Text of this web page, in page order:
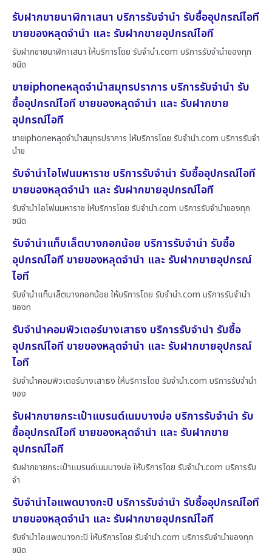
รับฝากขายนาฬิกาเสนา บริการรับจำนำ รับซื้ออุปกรณ์ไอที
ขายของหลุดจำนำ และ รับฝากขายอุปกรณ์ไอที
รับฝากขายนาฬิกาเสนา ให้บริการโดย รับจํานํา.com บริการรับจำนำของทุก
ชนิด
ขายiphoneหลุดจำนำสมุทรปราการ บริการรับจำนำ รับ
ซื้ออุปกรณ์ไอที ขายของหลุดจำนำ และ รับฝากขาย
อุปกรณ์ไอที
ขายiphoneหลุดจำนำสมุทรปราการ ให้บริการโดย รับจํานํา.com บริการรับจำ
นำข
รับจำนำไอโฟนมหาราช บริการรับจำนำ รับซื้ออุปกรณ์ไอที
ขายของหลุดจำนำ และ รับฝากขายอุปกรณ์ไอที
รับจำนำไอโฟนมหาราช ให้บริการโดย รับจํานํา.com บริการรับจำนำของทุก
ชนิด
รับจำนำแท็บเล็ตบางกอกน้อย บริการรับจำนำ รับซื้อ
อุปกรณ์ไอที ขายของหลุดจำนำ และ รับฝากขายอุปกรณ์
ไอที
รับจำนำแท็บเล็ตบางกอกน้อย ให้บริการโดย รับจํานํา.com บริการรับจำนำ
ของท
รับจำนำคอมพิวเตอร์บางเสาธง บริการรับจำนำ รับซื้อ
อุปกรณ์ไอที ขายของหลุดจำนำ และ รับฝากขายอุปกรณ์
ไอที
รับจำนำคอมพิวเตอร์บางเสาธง ให้บริการโดย รับจํานํา.com บริการรับจำนำ
ของ
รับฝากขายกระเป๋าแบรนด์เนมบางบ่อ บริการรับจำนำ รับ
ซื้ออุปกรณ์ไอที ขายของหลุดจำนำ และ รับฝากขาย
อุปกรณ์ไอที
รับฝากขายกระเป๋าแบรนด์เนมบางบ่อ ให้บริการโดย รับจํานํา.com บริการรับ
จำ
รับจำนำไอแพดบางกะปิ บริการรับจำนำ รับซื้ออุปกรณ์ไอที
ขายของหลุดจำนำ และ รับฝากขายอุปกรณ์ไอที
รับจำนำไอแพดบางกะปิ ให้บริการโดย รับจํานํา.com บริการรับจำนำของทุก
ชนิด